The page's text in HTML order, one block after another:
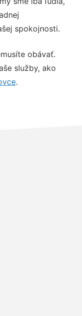
spokojnosti.
obávať.
služby, ako
.